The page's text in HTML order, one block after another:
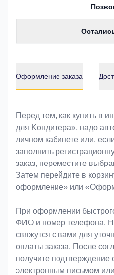
Оформление заказа
Оформление заказа
Перед тем, как купить в
для Koндитeрa», надо
личном кабинете или,
заполнить
заказ, переместите
Затем перейдите в
оформление» или
При оформлении
ФИО и номер телефона.
свяжутся с вами для
оплаты заказа. После
получите подтверждение
электронным письмом